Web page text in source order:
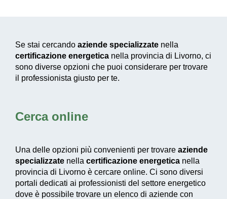
Se stai cercando aziende specializzate nella
certificazione energetica nella provincia di Livorno, ci
sono diverse opzioni che puoi considerare per trovare
il professionista giusto per te.
Cerca online
Una delle opzioni più convenienti per trovare aziende
specializzate nella certificazione energetica nella
provincia di Livorno è cercare online. Ci sono diversi
portali dedicati ai professionisti del settore energetico
dove è possibile trovare un elenco di aziende con